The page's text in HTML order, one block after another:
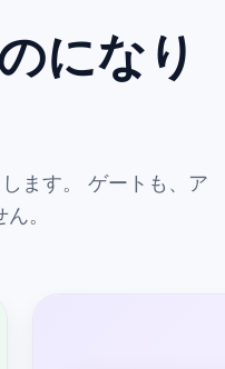
になり
ます。 ゲートも、ア
。